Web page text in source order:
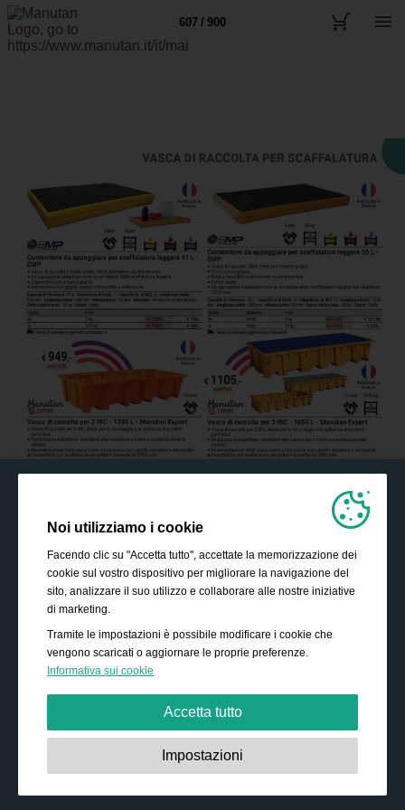
607 / 900
Noi utilizziamo i cookie
Facendo clic su "Accetta tutto", accettate la memorizzazione dei
cookie sul vostro dispositivo per migliorare la navigazione del
sito, analizzare il suo utilizzo e collaborare alle nostre iniziative
di marketing.
Tramite le impostazioni è possibile modificare i cookie che
vengono scaricati o aggiornare le proprie preferenze.
Informativa sui cookie
Accetta tutto
Strettamente necessari:
Questi cookie sono essenziali
per abilitare funzionalità di base come la navigazione,
Impostazioni